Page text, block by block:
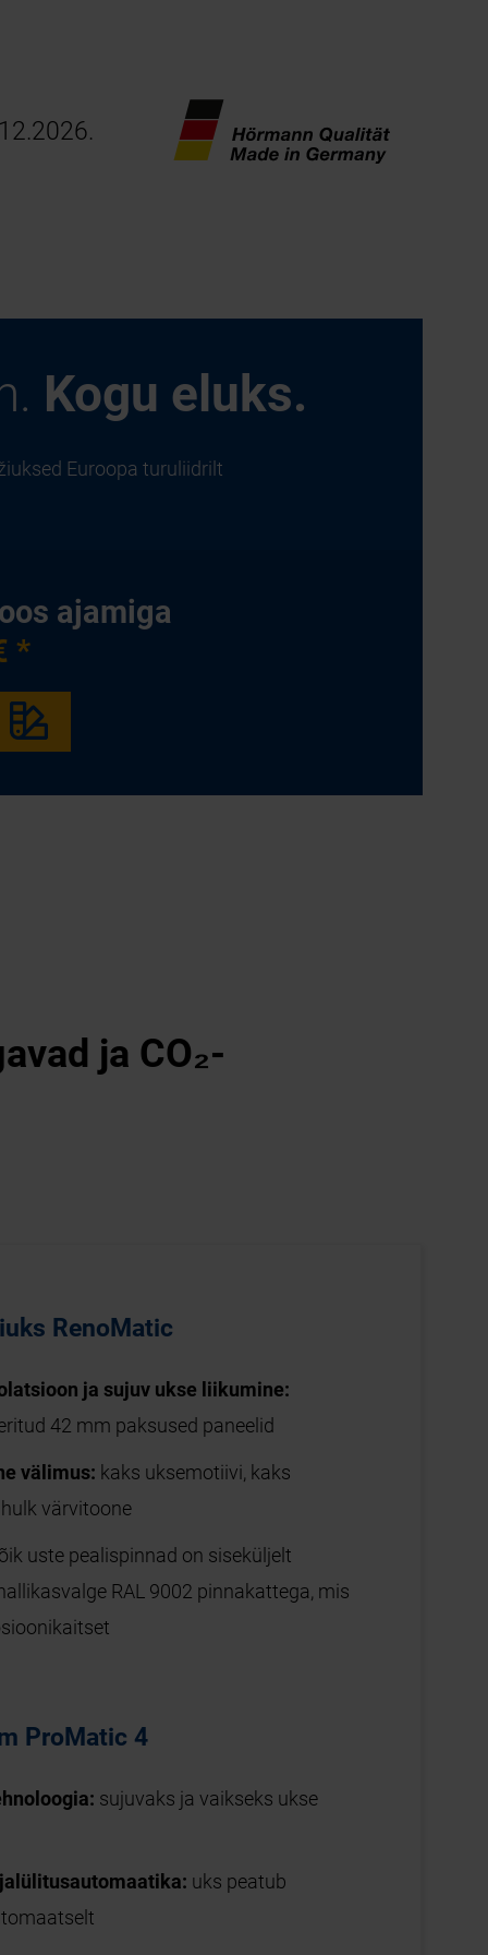
Kogu eluks.
Euroopa turuliidrilt
ajamiga
*
ja CO₂-
RenoMatic
ja sujuv ukse liikumine:
42 mm paksused paneelid
välimus: kaks uksemotiivi, kaks
värvitoone
uste pealispinnad on siseküljelt
RAL 9002 pinnakattega, mis
ProMatic 4
sujuvaks ja vaikseks ukse
uks peatub